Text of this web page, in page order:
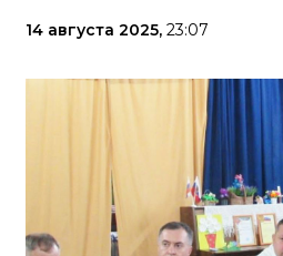
14 августа 2025, 23:07